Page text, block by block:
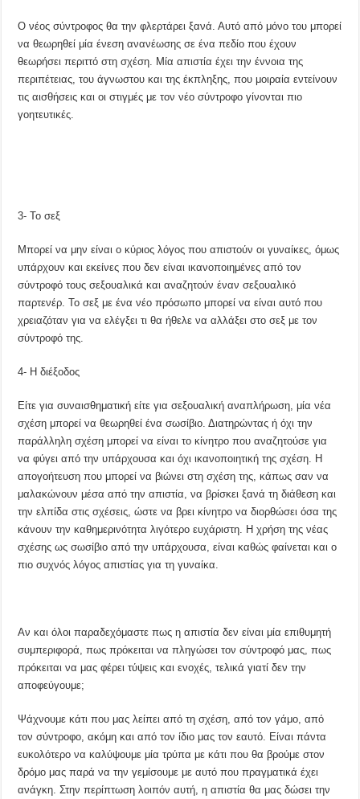
Ο νέος σύντροφος θα την φλερτάρει ξανά. Αυτό από μόνο του μπορεί
να θεωρηθεί μία ένεση ανανέωσης σε ένα πεδίο που έχουν
θεωρήσει περιττό στη σχέση. Μία απιστία έχει την έννοια της
περιπέτειας, του άγνωστου και της έκπληξης, που μοιραία εντείνουν
τις αισθήσεις και οι στιγμές με τον νέο σύντροφο γίνονται πιο
γοητευτικές.
3- Το σεξ
Μπορεί να μην είναι ο κύριος λόγος που απιστούν οι γυναίκες, όμως
υπάρχουν και εκείνες που δεν είναι ικανοποιημένες από τον
σύντροφό τους σεξουαλικά και αναζητούν έναν σεξουαλικό
παρτενέρ. Το σεξ με ένα νέο πρόσωπο μπορεί να είναι αυτό που
χρειαζόταν για να ελέγξει τι θα ήθελε να αλλάξει στο σεξ με τον
σύντροφό της.
4- Η διέξοδος
Είτε για συναισθηματική είτε για σεξουαλική αναπλήρωση, μία νέα
σχέση μπορεί να θεωρηθεί ένα σωσίβιο. Διατηρώντας ή όχι την
παράλληλη σχέση μπορεί να είναι το κίνητρο που αναζητούσε για
να φύγει από την υπάρχουσα και όχι ικανοποιητική της σχέση. Η
απογοήτευση που μπορεί να βιώνει στη σχέση της, κάπως σαν να
μαλακώνουν μέσα από την απιστία, να βρίσκει ξανά τη διάθεση και
την ελπίδα στις σχέσεις, ώστε να βρει κίνητρο να διορθώσει όσα της
κάνουν την καθημερινότητα λιγότερο ευχάριστη. Η χρήση της νέας
σχέσης ως σωσίβιο από την υπάρχουσα, είναι καθώς φαίνεται και ο
πιο συχνός λόγος απιστίας για τη γυναίκα.
Αν και όλοι παραδεχόμαστε πως η απιστία δεν είναι μία επιθυμητή
συμπεριφορά, πως πρόκειται να πληγώσει τον σύντροφό μας, πως
πρόκειται να μας φέρει τύψεις και ενοχές, τελικά γιατί δεν την
αποφεύγουμε;
Ψάχνουμε κάτι που μας λείπει από τη σχέση, από τον γάμο, από
τον σύντροφο, ακόμη και από τον ίδιο μας τον εαυτό. Είναι πάντα
ευκολότερο να καλύψουμε μία τρύπα με κάτι που θα βρούμε στον
δρόμο μας παρά να την γεμίσουμε με αυτό που πραγματικά έχει
ανάγκη. Στην περίπτωση λοιπόν αυτή, η απιστία θα μας δώσει την